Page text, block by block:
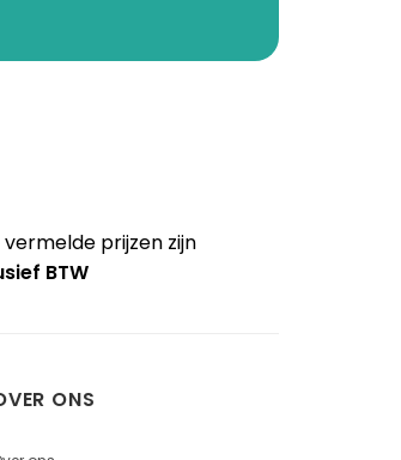
vermelde prijzen zijn
BTW
ONS